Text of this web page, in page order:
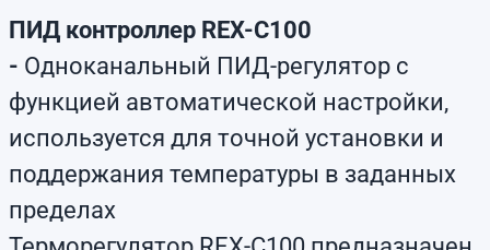
ПИД контроллер REX-C100
- Одноканальный ПИД-регулятор с
функцией автоматической настройки,
используется для точной установки и
поддержания температуры в заданных
пределах